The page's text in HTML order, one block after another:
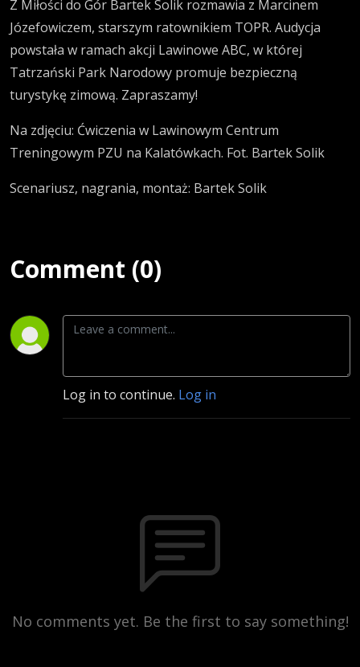
Z Miłości do Gór Bartek Solik rozmawia z Marcinem
Józefowiczem, starszym ratownikiem TOPR. Audycja
powstała w ramach akcji Lawinowe ABC, w której
Tatrzański Park Narodowy promuje bezpieczną
turystykę zimową. Zapraszamy!
Na zdjęciu: Ćwiczenia w Lawinowym Centrum
Treningowym PZU na Kalatówkach. Fot. Bartek Solik
Scenariusz, nagrania, montaż: Bartek Solik
Comment (0)
Log in to continue. Log in
No comments yet. Be the first to say something!